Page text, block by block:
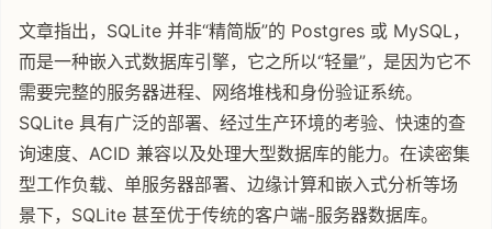
文章指出，SQLite 并非“精简版”的 Postgres 或 MySQL，
而是一种嵌入式数据库引擎，它之所以“轻量”，是因为它不
需要完整的服务器进程、网络堆栈和身份验证系统。
SQLite 具有广泛的部署、经过生产环境的考验、快速的查
询速度、ACID 兼容以及处理大型数据库的能力。在读密集
型工作负载、单服务器部署、边缘计算和嵌入式分析等场
景下，SQLite 甚至优于传统的客户端-服务器数据库。